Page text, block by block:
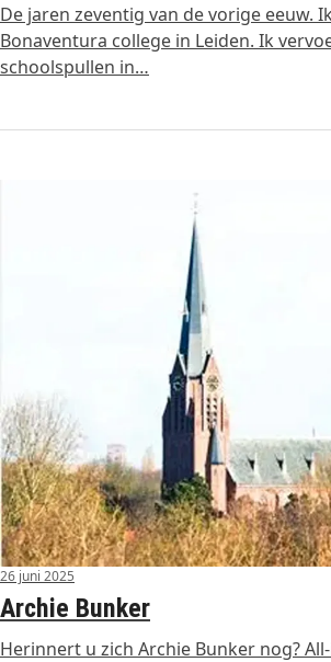
De jaren zeventig van de vorige eeuw.
Bonaventura college in Leiden. Ik
schoolspullen in…
26 juni 2025
Archie Bunker
Herinnert u zich Archie Bunker nog?